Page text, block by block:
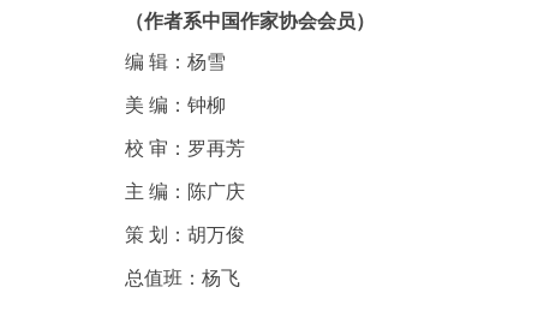
（作者系中国作家协会会员）
编 辑：杨雪
美 编：钟柳
校 审：罗再芳
主 编：陈广庆
策 划：胡万俊
总值班：杨飞